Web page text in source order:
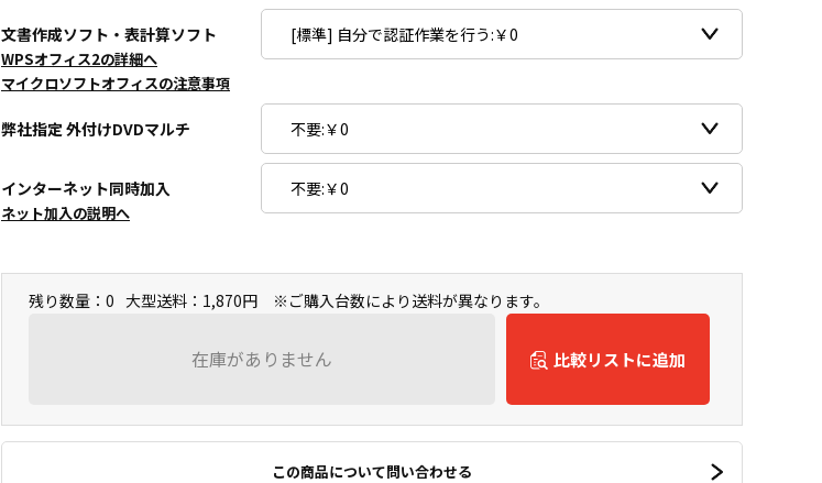
文書作成ソフト・表計算ソフト
WPSオフィス2の詳細へ
マイクロソフトオフィスの注意事項
弊社指定 外付けDVDマルチ
インターネット同時加入
ネット加入の説明へ
残り数量：0 大型送料：1,870円 ※ご購入台数により送料が異なります。
在庫がありません 比較リストに追加
この商品について問い合わせる